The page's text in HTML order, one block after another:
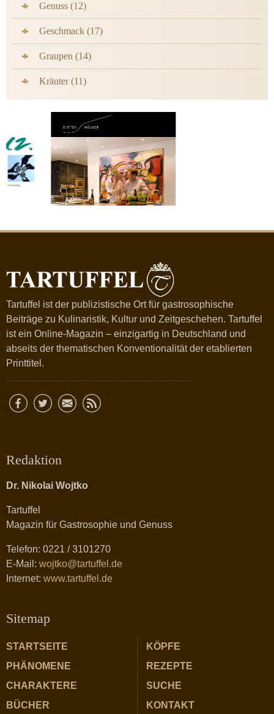
Genuss (12)
Geschmack (17)
Graupen (14)
Kräuter (11)
Tartuffel ist der publizistische Ort für gastrosophische
Beiträge zu Kulinaristik, Kultur und Zeitgeschehen. Tartuffel
ist ein Online-Magazin – einzigartig in Deutschland und
abseits der thematischen Konventionalität der etablierten
Printtitel.
Redaktion
Dr. Nikolai Wojtko
Tartuffel
Magazin für Gastrosophie und Genuss
Telefon: 0221 / 3101270
E-Mail: wojtko@tartuffel.de
Internet: www.tartuffel.de
Sitemap
STARTSEITE
PHÄNOMENE
CHARAKTERE
BÜCHER
KÖPFE
REZEPTE
SUCHE
KONTAKT